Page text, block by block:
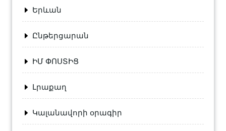
Երևան
Ընթերցարան
ԻՄ ՓՈՍՏԻՑ
Լրաքաղ
Կալանավորի օրագիր